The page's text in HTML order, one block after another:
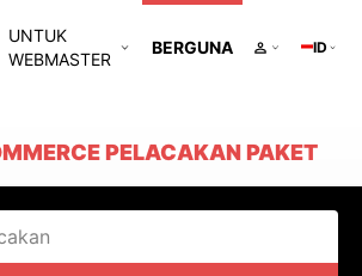
UNTUK
WEBMASTER
BERGUNA ID
PELACAKAN PAKET